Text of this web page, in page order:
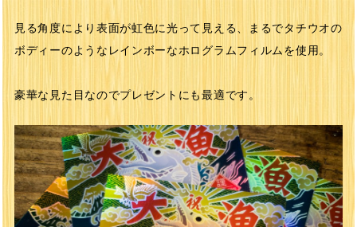
見る角度により表面が虹色に光って見える、まるでタチウオの
ボディーのようなレインボーなホログラムフィルムを使用。
豪華な見た目なのでプレゼントにも最適です。